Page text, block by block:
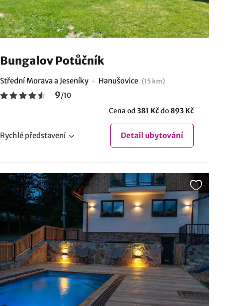
Bungalov Potůčník
Střední Morava a Jeseníky Hanušovice (15 km)
9/10
Cena od 381 Kčdo 893 Kč
Rychlé představení Detail ubytování